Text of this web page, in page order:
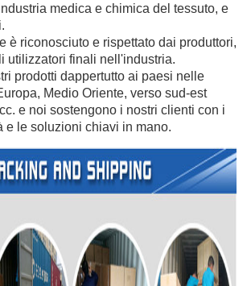
medica e chimica del tessuto, e
è riconosciuto e rispettato dai produttori,
utilizzatori finali nell'industria.
prodotti dappertutto ai paesi nelle
Medio Oriente, verso sud-est
e noi sostengono i nostri clienti con i
e le soluzioni chiavi in mano.